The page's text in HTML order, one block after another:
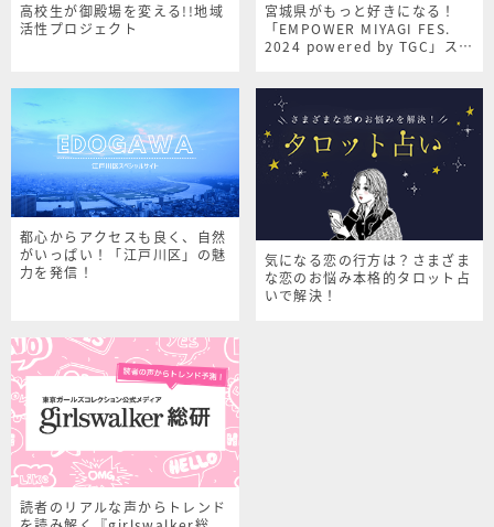
高校生が御殿場を変える!!地域
活性プロジェクト
宮城県がもっと好きになる！
「EMPOWER MIYAGI FES.
2024 powered by TGC」スペ
都心からアクセスも良く、自然
がいっぱい！「江戸川区」の魅
力を発信！
気になる恋の行方は？さまざま
な恋のお悩み本格的タロット占
いで解決！
読者のリアルな声からトレンド